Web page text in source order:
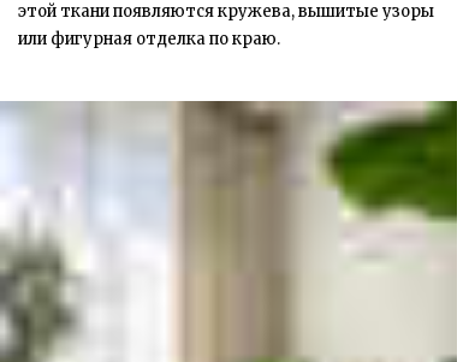
этой ткани появляются кружева, вышитые узоры
или фигурная отделка по краю.